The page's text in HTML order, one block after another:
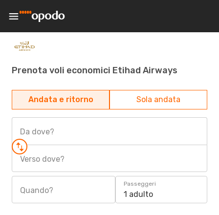
Prenota voli economici Etihad Airways
Andata e ritorno Sola andata
Da dove?
Verso dove?
Quando?
Passeggeri
1 adulto